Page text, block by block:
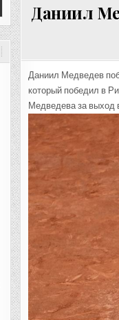
Даниил
Даниил Медведев
который победил в
Медведева за выход